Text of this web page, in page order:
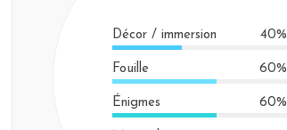
Décor / immersion 40%
Fouille 60%
Énigmes 60%